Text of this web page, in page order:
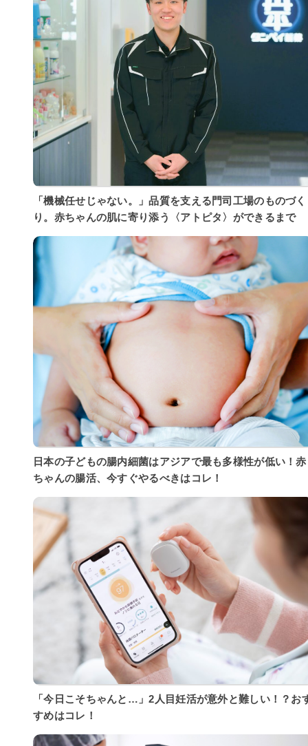
「機械任せじゃない。」品質を支える門司工場のものづく
り。赤ちゃんの肌に寄り添う〈アトピタ〉ができるまで
日本の子どもの腸内細菌はアジアで最も多様性が低い！赤
ちゃんの腸活、今すぐやるべきはコレ！
「今日こそちゃんと…」2人目妊活が意外と難しい！？お
すめはコレ！